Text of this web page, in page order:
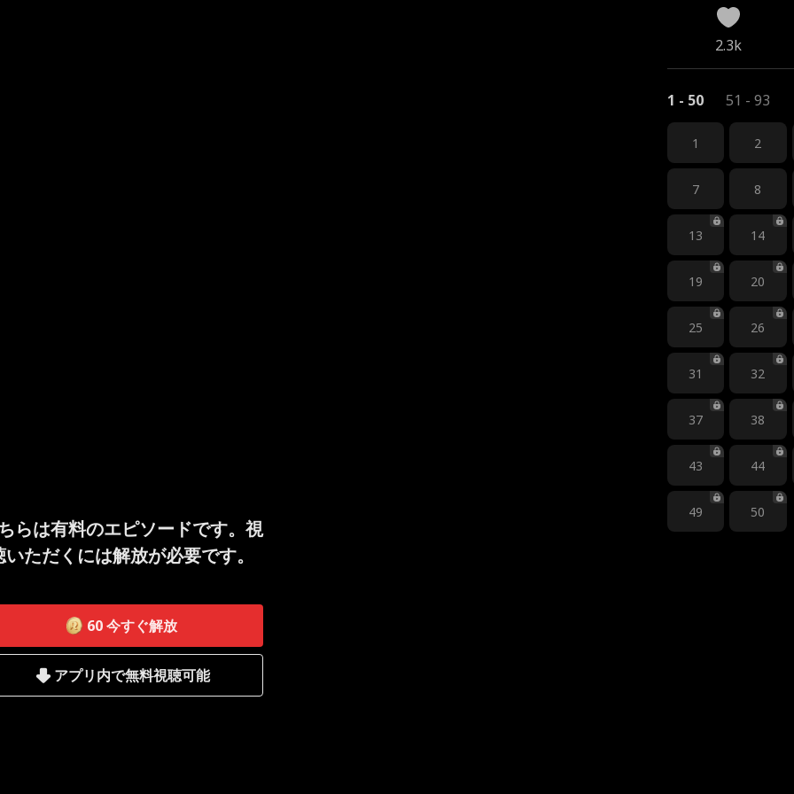
らは有料のエピソードです。視
いただくには解放が必要です。
60 今すぐ解放
アプリ内で無料視聴可能
2.3k
1 - 50 51 - 93
1 2
7 8
13 14
19 20
25 26
31 32
37 38
43 44
49 50